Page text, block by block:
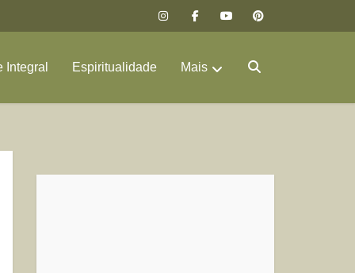
Integral Espiritualidade Mais